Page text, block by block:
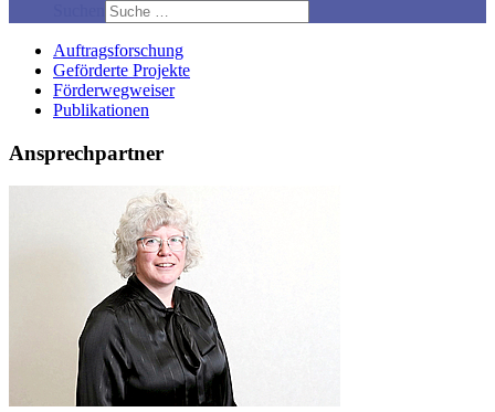
Auftragsforschung
Geförderte Projekte
Förderwegweiser
Publikationen
Ansprechpartner